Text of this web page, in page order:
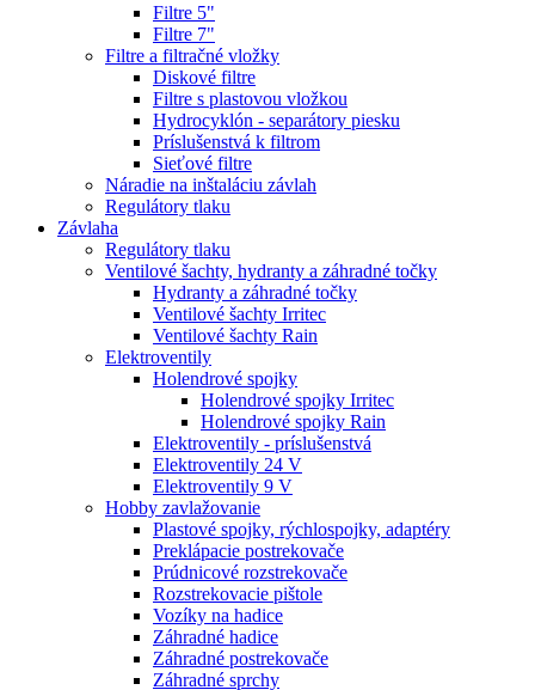
Filtre 5"
Filtre 7"
Filtre a filtračné vložky
Diskové filtre
Filtre s plastovou vložkou
Hydrocyklón - separátory piesku
Príslušenstvá k filtrom
Sieťové filtre
Náradie na inštaláciu závlah
Regulátory tlaku
Závlaha
Regulátory tlaku
Ventilové šachty, hydranty a záhradné točky
Hydranty a záhradné točky
Ventilové šachty Irritec
Ventilové šachty Rain
Elektroventily
Holendrové spojky
Holendrové spojky Irritec
Holendrové spojky Rain
Elektroventily - príslušenstvá
Elektroventily 24 V
Elektroventily 9 V
Hobby zavlažovanie
Plastové spojky, rýchlospojky, adaptéry
Preklápacie postrekovače
Prúdnicové rozstrekovače
Rozstrekovacie pištole
Vozíky na hadice
Záhradné hadice
Záhradné postrekovače
Záhradné sprchy